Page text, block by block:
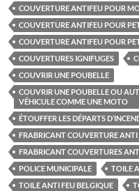
COUVERTURE ANTIFEU POUR
COUVERTURE ANTIFEU POUR
COUVERTURE ANTIFEU POUR
COUVERTURES IGNIFUGES
COUVRIR UNE POUBELLE
COUVRIR UNE POUBELLE OU
VÉHICULE COMME UNE MOTO
ÉTOUFFER LES DÉPARTS
FRABRICANT COUVERTURE ANTI
FRABRICANT COUVERTURES
POLICE MUNICIPALE
TOILE
TOILE ANTI FEU BELGIQUE